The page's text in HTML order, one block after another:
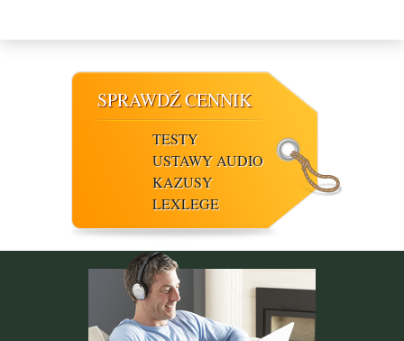
SPRAWDŹ CENNIK
TESTY
USTAWY AUDIO
KAZUSY
LEXLEGE